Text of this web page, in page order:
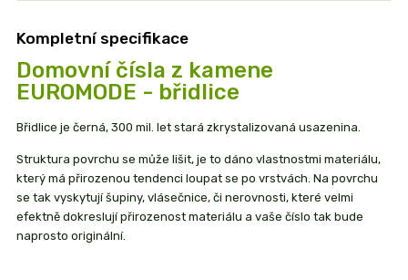
Kompletní specifikace
Domovní čísla z kamene
EUROMODE - břidlice
Břidlice je černá, 300 mil. let stará zkrystalizovaná usazenina.
Struktura povrchu se může lišit, je to dáno vlastnostmi materiálu,
který má přirozenou tendenci loupat se po vrstvách. Na povrchu
se tak vyskytují šupiny, vlásečnice, či nerovnosti, které velmi
efektně dokreslují přirozenost materiálu a vaše číslo tak bude
naprosto originální.